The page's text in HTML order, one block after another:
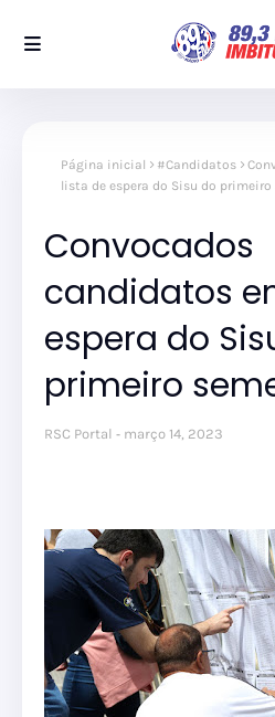
Página inicial #Candidatos
lista de espera do Sisu do primeiro
Convocados
candidatos
espera do
primeiro
RSC Portal março 14, 2023